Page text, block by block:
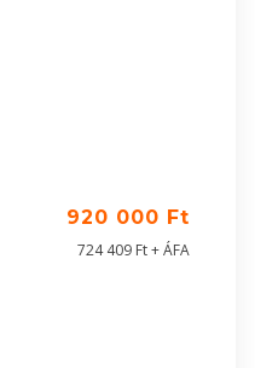
920 000 Ft
724 409 Ft + ÁFA